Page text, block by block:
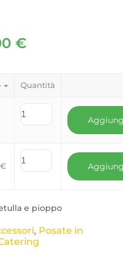
€
Quantità
€
e pioppo
, Posate in